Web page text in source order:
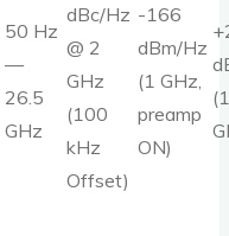
50 Hz
—
26.5
GHz
dBc/Hz
@ 2
GHz
(100
kHz
Offset)
-166
dBm/Hz
(1 GHz,
preamp
ON)
(1